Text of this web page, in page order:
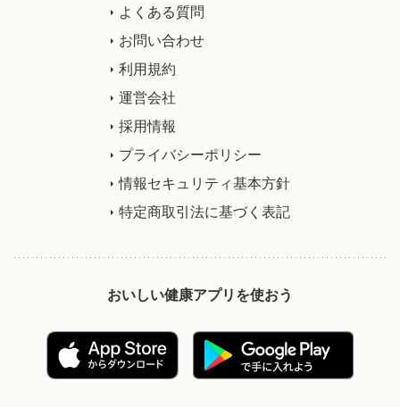
よくある質問
お問い合わせ
利用規約
運営会社
採用情報
プライバシーポリシー
情報セキュリティ基本方針
特定商取引法に基づく表記
おいしい健康アプリを使おう